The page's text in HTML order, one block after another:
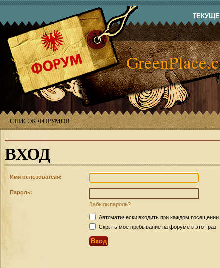
СПИСОК ФОРУМОВ
ВХОД
Имя пользователя:
Пароль:
Забыли пароль?
Автоматически входить при каждом посещении
Скрыть мое пребывание на форуме в этот раз